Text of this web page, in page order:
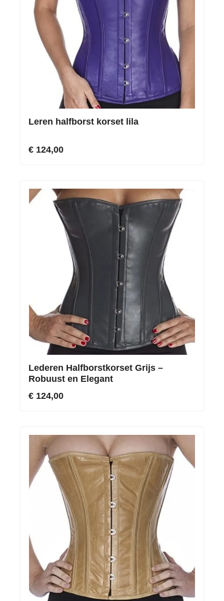
Leren halfborst korset lila
€ 124,00
Lederen Halfborstkorset Grijs –
Robuust en Elegant
€ 124,00